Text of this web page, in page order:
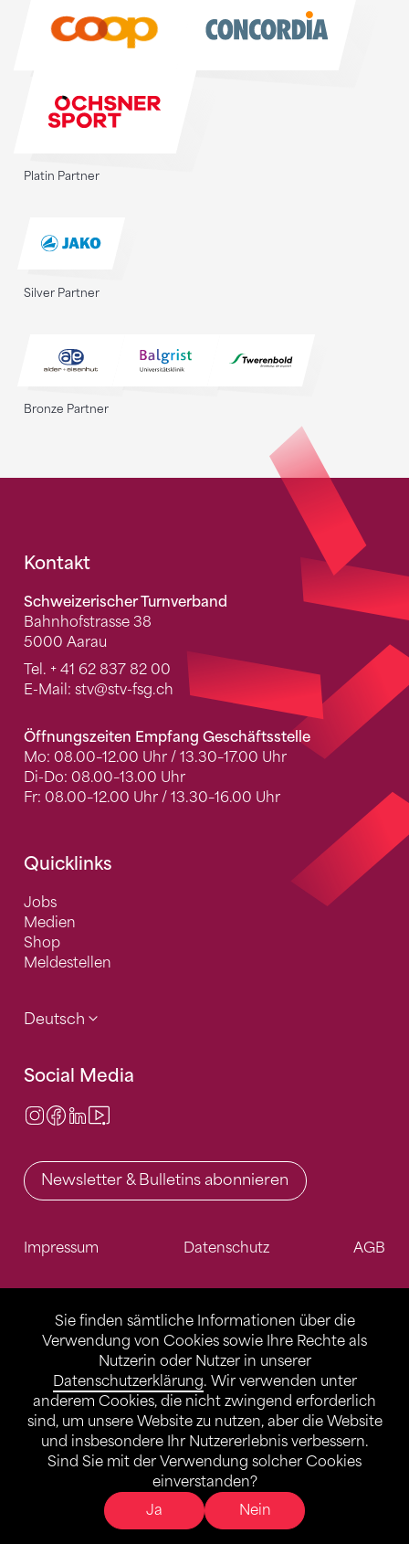
Sie finden sämtliche Informationen über die
Verwendung von Cookies sowie Ihre Rechte als
Nutzerin oder Nutzer in unserer
Datenschutzerklärung. Wir verwenden unter
anderem Cookies, die nicht zwingend erforderlich
sind, um unsere Website zu nutzen, aber die Website
und insbesondere Ihr Nutzererlebnis verbessern.
Sind Sie mit der Verwendung solcher Cookies
einverstanden?
Ja
Nein
Platin Partner
Silver Partner
Bronze Partner
Fusszeile
Kontakt
Schweizerischer Turnverband
Bahnhofstrasse 38
5000 Aarau
Tel. + 41 62 837 82 00
E-Mail: stv@stv-fsg.ch
Öffnungszeiten Empfang Geschäftsstelle
Mo: 08.00–12.00 Uhr / 13.30–17.00 Uhr
Di-Do: 08.00–13.00 Uhr
Fr: 08.00–12.00 Uhr / 13.30–16.00 Uhr
Quicklinks
Jobs
Medien
Shop
Meldestellen
Deutsch
Social Media
Instagram
Facebook
LinkedIn
Newsletter & Bulletins abonnieren
Impressum Datenschutz AGB